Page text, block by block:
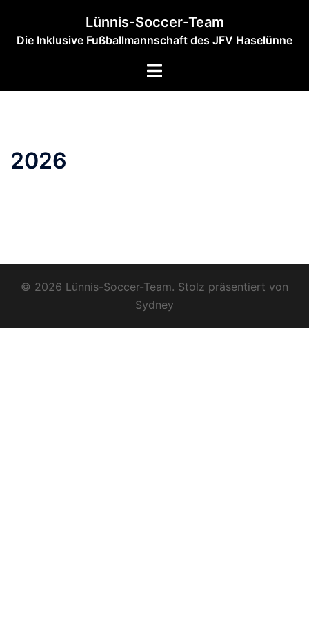
springen
Lünnis-Soccer-Team
Die Inklusive Fußballmannschaft des JFV Haselünne
Menü
2026
© 2026 Lünnis-Soccer-Team. Stolz präsentiert von
Sydney